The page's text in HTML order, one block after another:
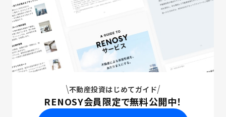
不動産投資はじめてガイド
RENOSY会員限定で無料公開中！